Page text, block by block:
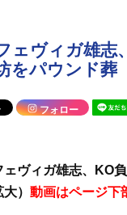
ェヴィガ雄
をパウンド葬
フォロー
ェヴィガ雄志、KO
） 動画はページ下